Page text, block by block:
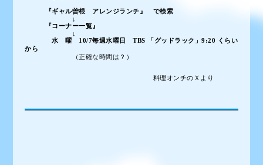
『ギャル曽根 アレンジランチ』 で検索
↓
『コーナー一覧』
↓
水 曜 10/7毎週水曜日 TBS 「グッドラック」9:20 くらい
から
（正確な時間は？）
料理オンチのＸより